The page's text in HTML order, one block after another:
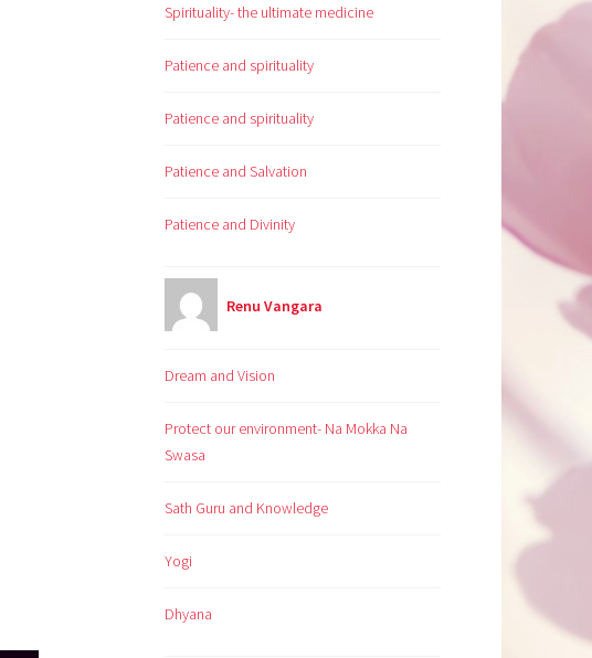
Spirituality- the ultimate medicine
Patience and spirituality
Patience and spirituality
Patience and Salvation
Patience and Divinity
Renu Vangara
Dream and Vision
Protect our environment- Na Mokka Na
Swasa
Sath Guru and Knowledge
Yogi
Dhyana